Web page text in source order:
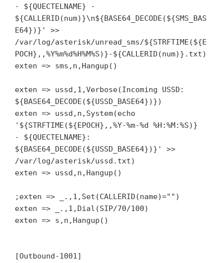
- ${QUECTELNAME} -
${CALLERID(num)}\n${BASE64_DECODE(${SMS_BAS
E64})}' >>
/var/log/asterisk/unread_sms/${STRFTIME(${E
POCH},,%Y%m%d%H%M%S)}-${CALLERID(num)}.txt)
exten => sms,n,Hangup()
exten => ussd,1,Verbose(Incoming USSD:
${BASE64_DECODE(${USSD_BASE64})})
exten => ussd,n,System(echo
'${STRFTIME(${EPOCH},,%Y-%m-%d %H:%M:%S)}
- ${QUECTELNAME}:
${BASE64_DECODE(${USSD_BASE64})}' >>
/var/log/asterisk/ussd.txt)
exten => ussd,n,Hangup()
;exten => _.,1,Set(CALLERID(name)="")
exten => _.,1,Dial(SIP/70/100)
exten => s,n,Hangup()
[Outbound-1001]